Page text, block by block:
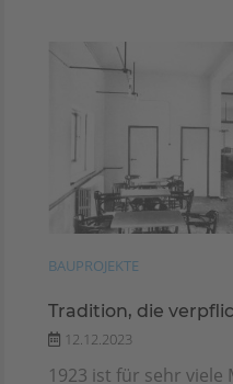
BAUPROJEKTE
Tradition, die
12.12.2023
1923 ist für sehr viele